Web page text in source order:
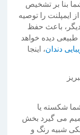
بنا بر تشخیص
ایمپلنت را توصیه
باعث حفظ
دیده خواهد
دندان، اینجا
شکسته یا
می گیرد بخش
شبیه رنگ و